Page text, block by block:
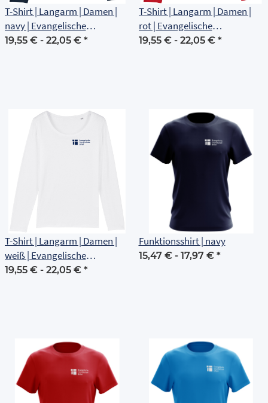
T-Shirt | Langarm | Damen |
navy | Evangelische
Grundschule Erfurt
19,55 € - 22,05 € *
T-Shirt | Langarm | Damen |
rot | Evangelische
Grundschule Erfurt
19,55 € - 22,05 € *
T-Shirt | Langarm | Damen |
weiß | Evangelische
Grundschule Erfurt
19,55 € - 22,05 € *
Funktionsshirt | navy
15,47 € - 17,97 € *